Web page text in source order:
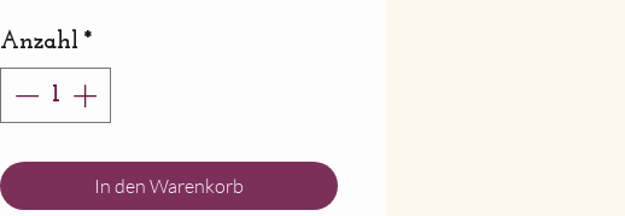
Umschlag geliefert.
170 mm x 138 mm.
Von Wrendale Designs
Anzahl *
In den Warenkorb